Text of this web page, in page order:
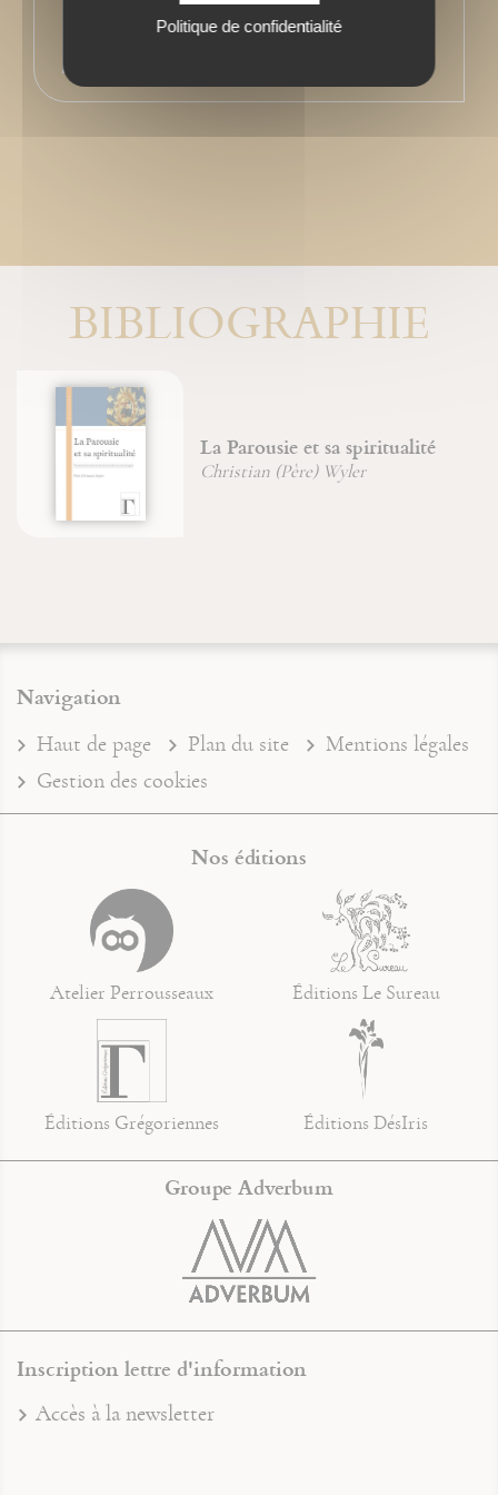
BIBLIOGRAPHIE
La Parousie et sa spiritualité
Christian (Père) Wyler
Navigation
Haut de page Plan du site
Mentions légales
Gestion des cookies
Nos éditions
Atelier Perrousseaux Éditions Le Sureau
Éditions Grégoriennes Éditions DésIris
Groupe Adverbum
Inscription lettre d'information
Accès à la newsletter
Politique de confidentialité